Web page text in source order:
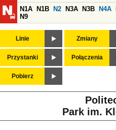
N1A
N1B N2 N3A N3B N4A
N9
Linie Zmiany
Przystanki Połączenia
Pobierz
Park im.